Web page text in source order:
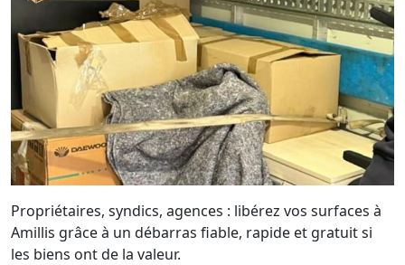
Propriétaires, syndics, agences : libérez vos surfaces à
Amillis grâce à un débarras fiable, rapide et gratuit si
les biens ont de la valeur.